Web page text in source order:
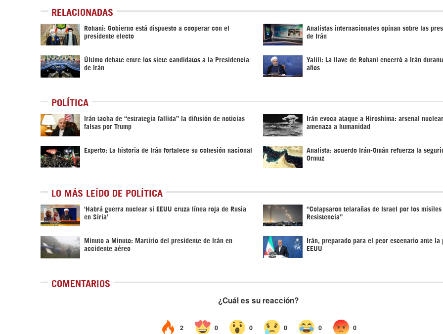
RELACIONADAS
Rohani: Gobierno está dispuesto a cooperar con el
presidente electo
Analistas internacionales opinan sobre las
de Irán
Último debate entre los siete candidatos a la Presidencia
de Irán
Yalili: La llave de Rohani encerró a Irán
años
POLÍTICA
Irán tacha de “estrategia fallida” la difusión de noticias
falsas por Trump
Irán evoca ataque a Hiroshima: arsenal nuclear
amenaza a humanidad
Experto: La historia de Irán fortalece su cohesión nacional Analista: acuerdo Irán-Omán refuerza la
Ormuz
LO MÁS LEÍDO DE POLÍTICA
‎‘Habrá guerra nuclear si EEUU cruza línea roja de Rusia
en Siria’‎
“Colapsaron telarañas de Israel por los misiles
Resistencia”
Minuto a Minuto: Martirio del presidente de Irán en
accidente aéreo
Irán, preparado para el peor escenario ante la
EEUU
COMENTARIOS